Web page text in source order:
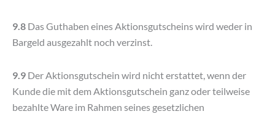
9.8 Das Guthaben eines Aktionsgutscheins wird weder in
Bargeld ausgezahlt noch verzinst.
9.9 Der Aktionsgutschein wird nicht erstattet, wenn der
Kunde die mit dem Aktionsgutschein ganz oder teilweise
bezahlte Ware im Rahmen seines gesetzlichen